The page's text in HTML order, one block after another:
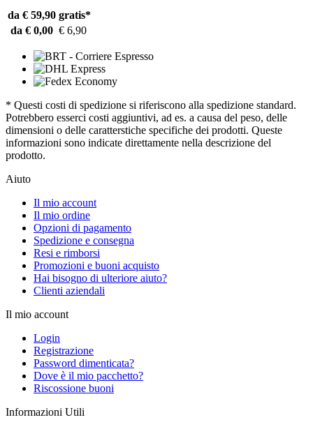
da € 59,90 gratis*
da € 0,00 € 6,90
* Questi costi di spedizione si riferiscono alla spedizione standard.
Potrebbero esserci costi aggiuntivi, ad es. a causa del peso, delle
dimensioni o delle caratterstiche specifiche dei prodotti. Queste
informazioni sono indicate direttamente nella descrizione del
prodotto.
Aiuto
Il mio account
Il mio ordine
Opzioni di pagamento
Spedizione e consegna
Resi e rimborsi
Promozioni e buoni acquisto
Hai bisogno di ulteriore aiuto?
Clienti aziendali
Il mio account
Login
Registrazione
Password dimenticata?
Dove è il mio pacchetto?
Riscossione buoni
Informazioni Utili